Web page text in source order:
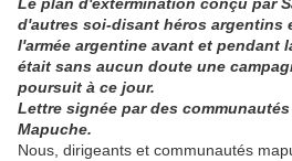
d'autres soi-disant héros argentins
l'armée argentine avant et pendant
était sans aucun doute une
poursuit à ce jour.
Lettre signée par des
Mapuche.
Nous, dirigeants et communautés